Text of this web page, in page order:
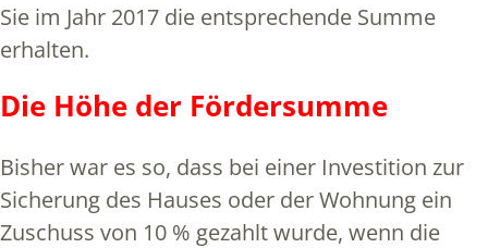
Sie im Jahr 2017 die entsprechende Summe
erhalten.
Die Höhe der Fördersumme
Bisher war es so, dass bei einer Investition zur
Sicherung des Hauses oder der Wohnung ein
Zuschuss von 10 % gezahlt wurde, wenn die